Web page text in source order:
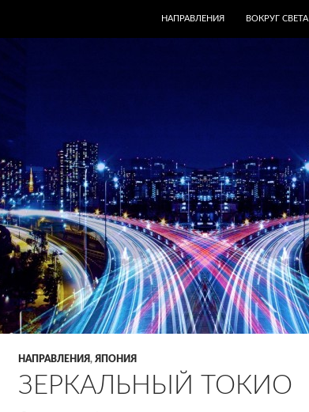
НАПРАВЛЕНИЯ
ВОКРУГ СВЕТА
НАПРАВЛЕНИЯ, ЯПОНИЯ
ЗЕРКАЛЬНЫЙ ТОКИО